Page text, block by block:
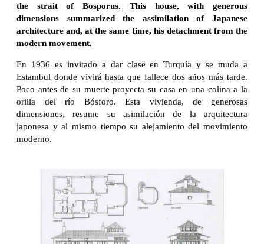
the strait of Bosporus. This house, with generous
dimensions summarized the assimilation of Japanese
architecture and, at the same time, his detachment from the
modern movement.
En 1936 es invitado a dar clase en Turquía y se muda a
Estambul donde vivirá hasta que fallece dos años más tarde.
Poco antes de su muerte proyecta su casa en una colina a la
orilla del río Bósforo. Esta vivienda, de generosas
dimensiones, resume su asimilación de la arquitectura
japonesa y al mismo tiempo su alejamiento del movimiento
moderno.